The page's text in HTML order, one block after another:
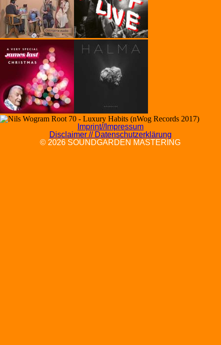
Imprint//Impressum
Disclaimer // Datenschutzerklärung
© 2026 SOUNDGARDEN MASTERING